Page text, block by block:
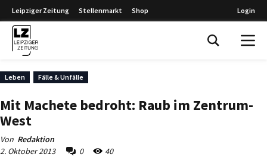
Leipziger Zeitung Stellenmarkt Shop Login
Leben Fälle & Unfälle
Mit Machete bedroht: Raub im Zentrum-
West
Von Redaktion
2. Oktober 2013
0 40